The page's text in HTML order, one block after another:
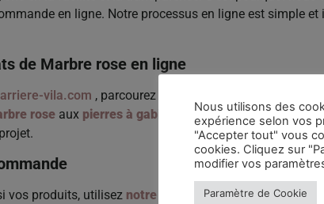
en ligne. Notre processus en ligne est simple
de Marbre rose en ligne
vila.com , parcourez
rose aux pierres à gabion de Marbre rose, chaque
vos produits, utilisez notre outil de personnalisation
Nous utilisons des
expérience selon vos
"Accepter tout" vous
cookies. Cliquez sur
modifier vos
Paramètre de Cookie